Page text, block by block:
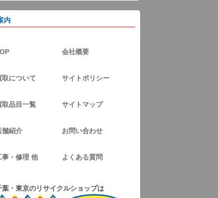
内
会社概要
取について サイトポリシー
取品目一覧 サイトマップ
舗紹介 お問い合わせ
事・修理 他 よくある質問
葉・東京のリサイクルショップは